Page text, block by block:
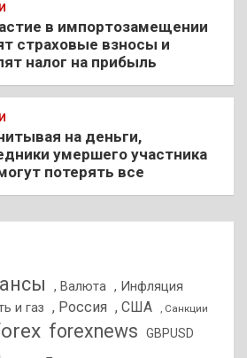
в импортозамещении
страховые взносы и
налог на прибыль
на деньги,
умершего участника
потерять все
, Валюта , Инфляция
и газ , Россия , США , Санкции
forexnews GBPUSD